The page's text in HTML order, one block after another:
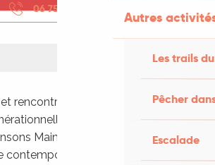
Autres
Les trails
Pêcher
Escalade
06 75 06 99
rencontrer la compagnie de
Théâtre du Murmure
Maintenant, compagnie de
contemporaine